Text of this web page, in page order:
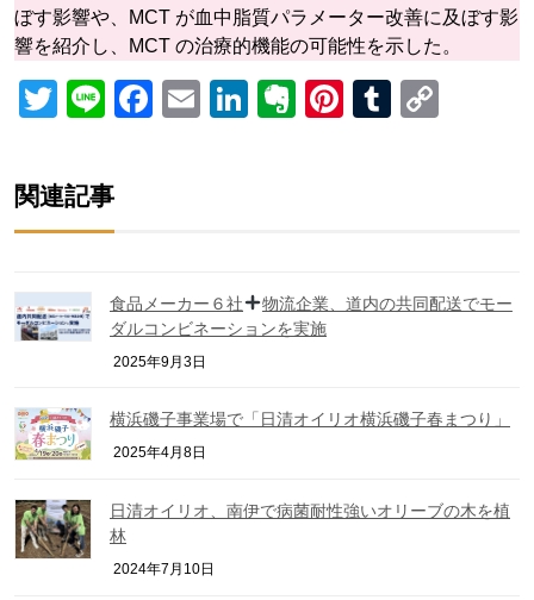
ぼす影響や、MCT が血中脂質パラメーター改善に及ぼす影
響を紹介し、MCT の治療的機能の可能性を示した。
Twitter
LineFacebook
EmailLinkedIn
Evernote
Pinterest
Tumblr
関連記事
食品メーカー６社
物流企業、道内の共同配送でモー
ダルコンビネーションを実施
2025年9月3日
横浜磯子事業場で「日清オイリオ横浜磯子春まつり」
2025年4月8日
日清オイリオ、南伊で病菌耐性強いオリーブの木を植
林
2024年7月10日